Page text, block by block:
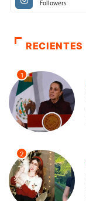
Followers
RECIENTES
1
2